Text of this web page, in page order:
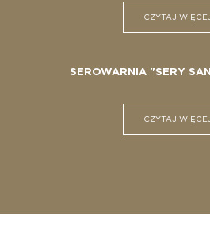
CZYTAJ WIĘCEJ
SEROWARNIA "SERY
CZYTAJ WIĘCEJ